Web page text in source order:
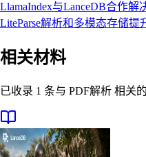
LlamaIndex与LanceDB合作
LiteParse解析和多模态存储提
相关材料
已收录 1 条与 PDF解析 相关